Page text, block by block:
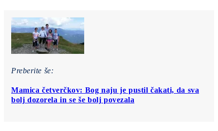
Preberite še:
Mamica četverčkov: Bog naju je pustil čakati, da sva
bolj dozorela in se še bolj povezala